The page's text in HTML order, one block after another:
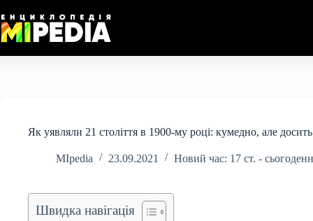
до
вмісту
Як уявляли 21 століття в 1900-му році: кумедно, але
MIpedia 23.09.2021 Новий час: 17 ст. -
Швидка навігація